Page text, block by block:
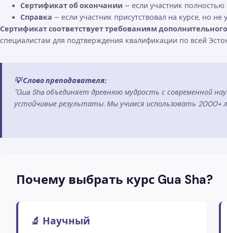
Сертификат об окончании – если участник
Справка – если участник присутствовал на курсе, но
Сертификат соответствует требованиям
специалистам для подтверждения квалификации по всей
💡 Слово преподавателя:
"Gua Sha объединяет древнюю мудрость с современной
устойчивые результаты. Мы учимся использовать 2000+
Почему выбрать курс Gua Sha?
🔬 Научный